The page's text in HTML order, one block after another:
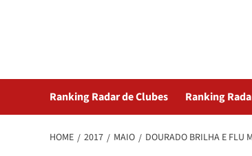
Ranking Radar de Clubes Ranking
HOME 2017 MAIO DOURADO BRILHA E FLU